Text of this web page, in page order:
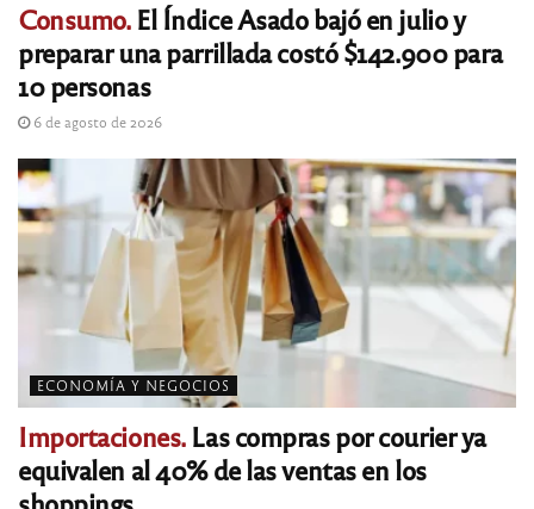
Consumo.El Índice Asado bajó en julio y
preparar una parrillada costó $142.900 para
10 personas
6 de agosto de 2026
ECONOMÍA Y NEGOCIOS
Importaciones.Las compras por courier ya
equivalen al 40% de las ventas en los